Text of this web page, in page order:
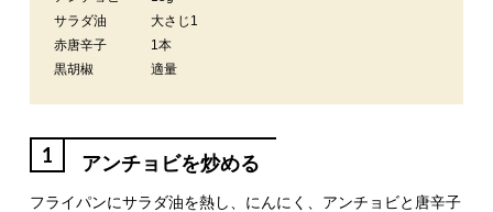
サラダ油
大さじ1
赤唐辛子
1本
黒胡椒
適量
1 アンチョビを炒める
フライパンにサラダ油を熱し、にんにく、アンチョビと唐辛子